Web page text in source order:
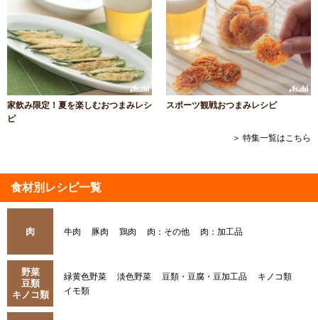
家飲み限定！夏を楽しむおつまみレシ
ピ
スポーツ観戦おつまみレシピ
＞ 特集一覧はこちら
食材別レシピ一覧
肉 牛肉 豚肉 鶏肉 肉：その他 肉：加工品
野菜
豆類
キノコ類
緑黄色野菜 淡色野菜 豆類・豆腐・豆加工品
キノコ類
イモ類